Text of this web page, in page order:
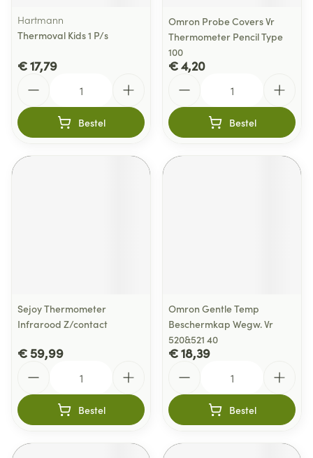
Hartmann
Thermoval Kids 1 P/s
€ 17,79
Bestel
Omron Probe Covers Vr
Thermometer Pencil Type
100
€ 4,20
Bestel
Sejoy Thermometer
Infrarood Z/contact
€ 59,99
Bestel
Omron Gentle Temp
Beschermkap Wegw. Vr
520&521 40
€ 18,39
Bestel